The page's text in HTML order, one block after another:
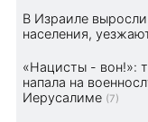
В Израиле
населения,
«Нацисты - вон!»:
напала на
Иерусалиме (7)